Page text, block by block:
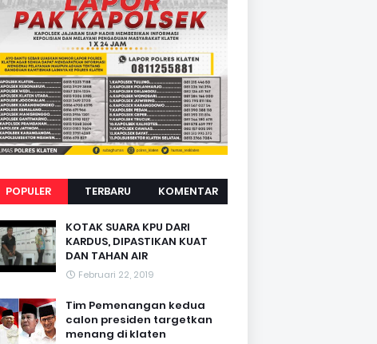
POPULER TERBARU KOMENTAR
KOTAK SUARA KPU DARI
KARDUS, DIPASTIKAN KUAT
DAN TAHAN AIR
Februari 22, 2019
Tim Pemenangan kedua
calon presiden targetkan
menang di klaten